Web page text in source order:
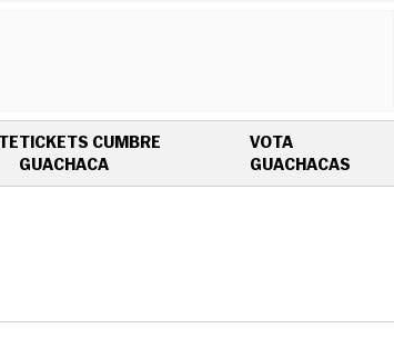
TICKETS CUMBRE
GUACHACAOPENS IN NEW WINDOW
VOTA
GUACHACAS